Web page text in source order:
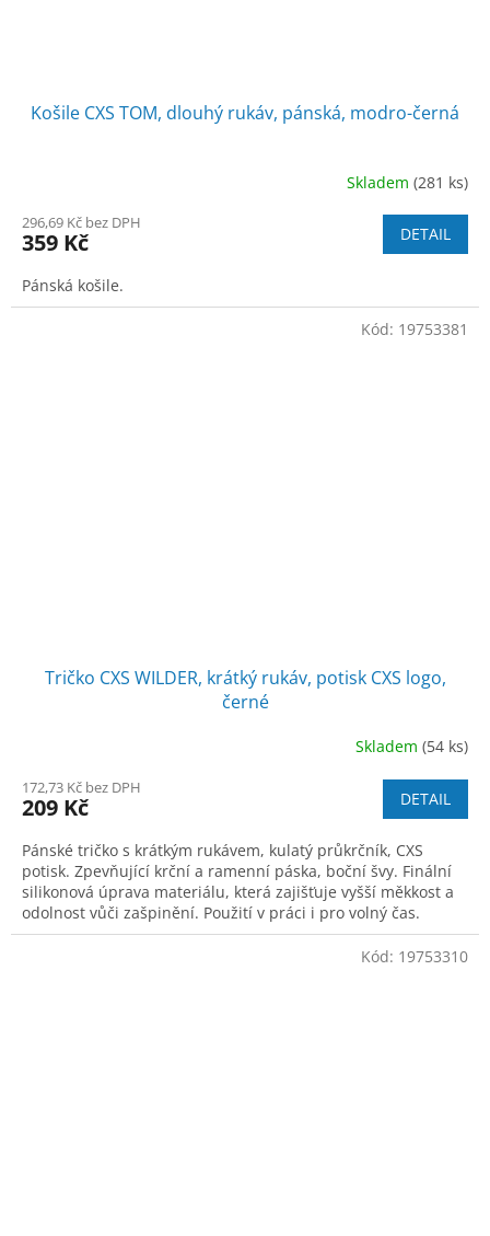
Košile CXS TOM, dlouhý rukáv, pánská, modro-černá
Skladem (281 ks)
296,69 Kč bez DPH
359 Kč DETAIL
Pánská košile.
Tričko CXS WILDER, krátký rukáv, potisk CXS logo,
černé
Skladem (54 ks)
172,73 Kč bez DPH
209 Kč DETAIL
Pánské tričko s krátkým rukávem, kulatý průkrčník, CXS
potisk. Zpevňující krční a ramenní páska, boční švy. Finální
silikonová úprava materiálu, která zajišťuje vyšší měkkost a
odolnost vůči zašpinění. Použití v práci i pro volný čas.
Kód: 19753381
Kód: 19753310